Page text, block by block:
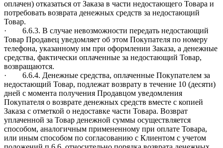
оплачен) отказаться от Заказа в части недостающего Товара и
потребовать возврата денежных средств за недостающий
Товар.
· 6.6.3. В случае невозможности передать недостающий
Товар Продавец уведомляет об этом Покупателя по номеру
телефона, указанному им при оформлении Заказа, а денежные
средства, фактически оплаченные за недостающий Товар,
возвращаются.
· 6.6.4. Денежные средства, оплаченные Покупателем за
недостающий Товар, подлежат возврату в течение 10 (десяти)
дней с момента получения Продавцом уведомления
Покупателя о возврате денежных средств вместе с копией
Заказа с отметкой о недоставке части Товара. Возврат
уплаченной за Товар денежной суммы осуществляется
способом, аналогичным примененному при оплате Товара,
или иным способом по согласованию с Клиентом с учетом